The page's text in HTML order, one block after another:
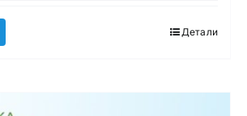
Детали